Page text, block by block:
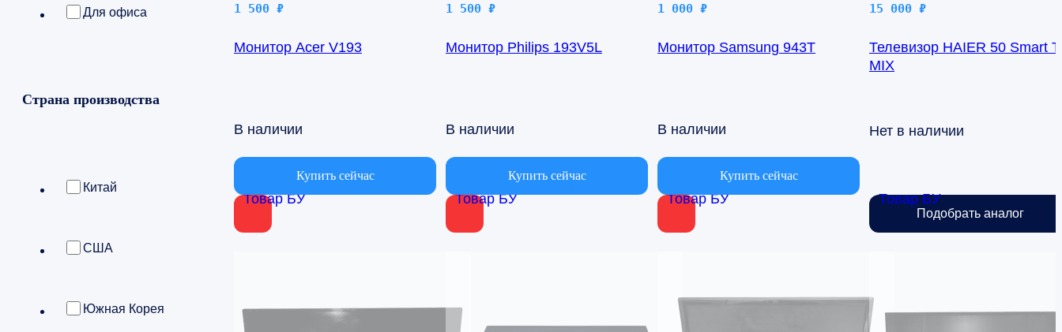
Для офиса
Страна производства
Китай
США
Южная Корея
Товар БУ
1 500 ₽
Монитор Acer V193
В наличии
Купить сейчас
Товар БУ
1 500 ₽
Монитор Philips 193V5L
В наличии
Купить сейчас
Товар БУ
1 000 ₽
Монитор Samsung 943T
В наличии
Купить сейчас
Товар БУ
15 000 ₽
Телевизор HAIER 50 Smart
MIX
Нет в наличии
Подобрать аналог